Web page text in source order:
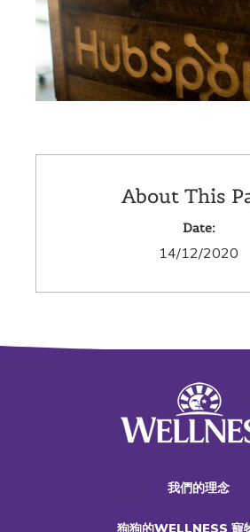
About This
Date:
14/12/2020
我們的理念
狗狗的WELLNESS 寵